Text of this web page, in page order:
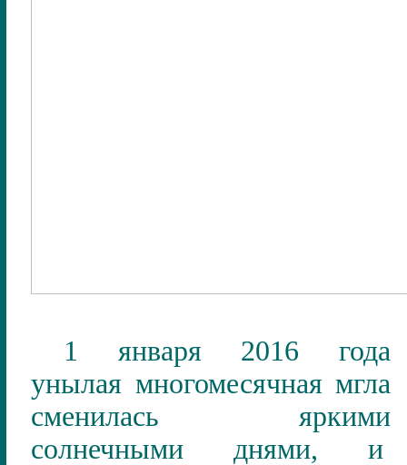
1 января 2016 года
унылая многомесячная мгла
сменилась яркими
солнечными днями, и